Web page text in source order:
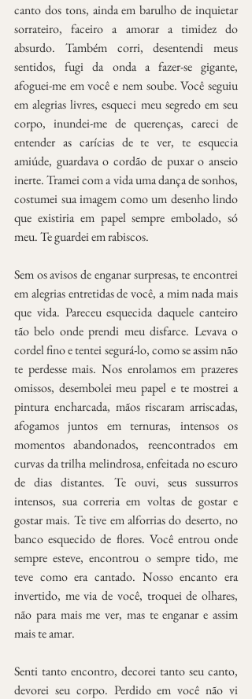
canto dos tons, ainda em barulho de inquietar
sorrateiro, faceiro a amorar a timidez do
absurdo. Também corri, desentendi meus
sentidos, fugi da onda a fazer-se gigante,
afoguei-me em você e nem soube. Você seguiu
em alegrias livres, esqueci meu segredo em seu
corpo, inundei-me de querenças, careci de
entender as carícias de te ver, te esquecia
amiúde, guardava o cordão de puxar o anseio
inerte. Tramei com a vida uma dança de sonhos,
costumei sua imagem como um desenho lindo
que existiria em papel sempre embolado, só
meu. Te guardei em rabiscos.
Sem os avisos de enganar surpresas, te encontrei
em alegrias entretidas de você, a mim nada mais
que vida. Pareceu esquecida daquele canteiro
tão belo onde prendi meu disfarce. Levava o
cordel fino e tentei segurá-lo, como se assim não
te perdesse mais. Nos enrolamos em prazeres
omissos, desembolei meu papel e te mostrei a
pintura encharcada, mãos riscaram arriscadas,
afogamos juntos em ternuras, intensos os
momentos abandonados, reencontrados em
curvas da trilha melindrosa, enfeitada no escuro
de dias distantes. Te ouvi, seus sussurros
intensos, sua correria em voltas de gostar e
gostar mais. Te tive em alforrias do deserto, no
banco esquecido de flores. Você entrou onde
sempre esteve, encontrou o sempre tido, me
teve como era cantado. Nosso encanto era
invertido, me via de você, troquei de olhares,
não para mais me ver, mas te enganar e assim
mais te amar.
Senti tanto encontro, decorei tanto seu canto,
devorei seu corpo. Perdido em você não vi